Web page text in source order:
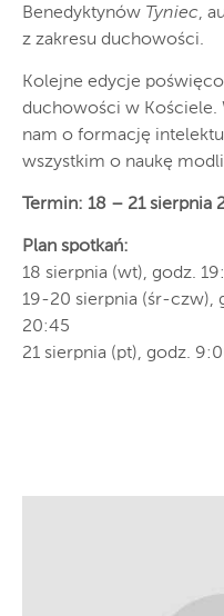
Benedyktynów Tyniec,
z zakresu duchowości.
Kolejne edycje
duchowości w Kościele.
nam o formację
wszystkim o naukę
Termin: 18 – 21 sierpnia
Plan spotkań:
18 sierpnia (wt), godz.
19-20 sierpnia (śr-czw),
20:45
21 sierpnia (pt), godz.